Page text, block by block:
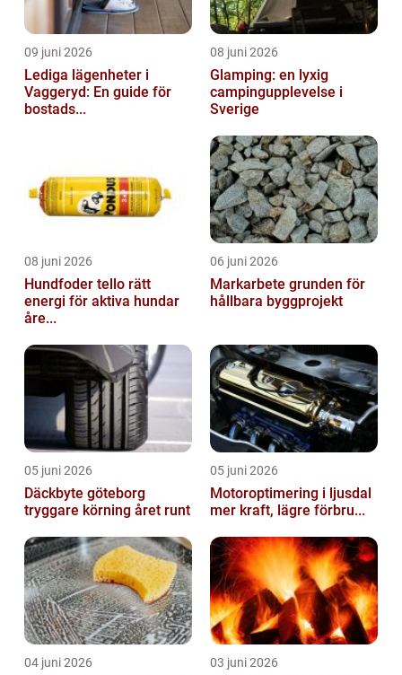
09 juni 2026
Lediga lägenheter i
Vaggeryd: En guide för
bostads...
08 juni 2026
Glamping: en lyxig
campingupplevelse i
Sverige
08 juni 2026
Hundfoder tello rätt
energi för aktiva hundar
åre...
06 juni 2026
Markarbete grunden för
hållbara byggprojekt
05 juni 2026
Däckbyte göteborg
tryggare körning året runt
05 juni 2026
Motoroptimering i ljusdal
mer kraft, lägre förbru...
04 juni 2026 03 juni 2026